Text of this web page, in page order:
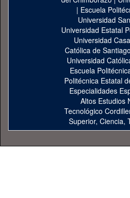
| Escuela
Universidad
Universidad Estatal
Universidad
Católica de
Universidad
Escuela
Politécnica Estatal
Especialidades
Altos Estudios
Tecnológico
Superior, Ciencia,